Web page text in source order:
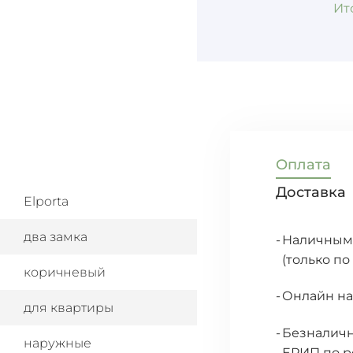
Elporta
два замка
коричневый
для квартиры
наружные
Оплата
Доставка
(только
Онлайн